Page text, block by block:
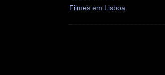
Filmes em Lisboa